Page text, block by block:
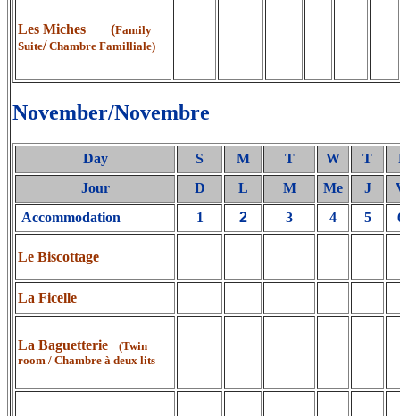
Les Miches (Family
Suite/ Chambre Familliale)
November/Novembre
Day S M T W T
Jour
D L M Me J
Accommodation
1 2 3 4 5
Le Biscottage
La Ficelle
La Baguetterie
(Twin
room / Chambre à deux lits